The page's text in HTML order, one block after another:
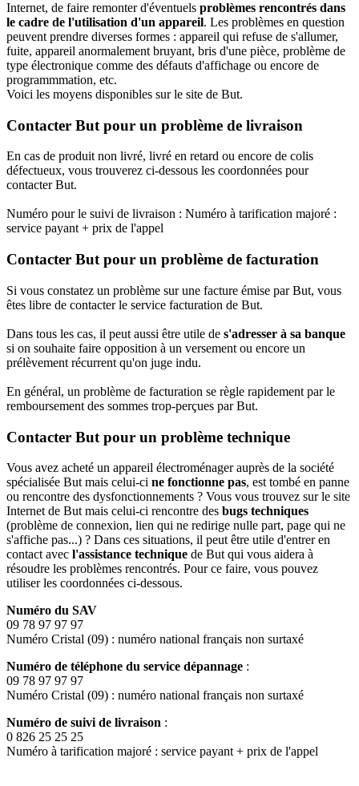
Internet, de faire remonter d'éventuels problèmes rencontrés dans
le cadre de l'utilisation d'un appareil. Les problèmes en question
peuvent prendre diverses formes : appareil qui refuse de s'allumer,
fuite, appareil anormalement bruyant, bris d'une pièce, problème de
type électronique comme des défauts d'affichage ou encore de
programmmation, etc.
Voici les moyens disponibles sur le site de But.
Contacter But pour un problème de livraison
En cas de produit non livré, livré en retard ou encore de colis
défectueux, vous trouverez ci-dessous les coordonnées pour
contacter But.
Numéro pour le suivi de livraison : Numéro à tarification majoré :
service payant + prix de l'appel
Contacter But pour un problème de facturation
Si vous constatez un problème sur une facture émise par But, vous
êtes libre de contacter le service facturation de But.
Dans tous les cas, il peut aussi être utile de s'adresser à sa banque
si on souhaite faire opposition à un versement ou encore un
prélèvement récurrent qu'on juge indu.
En général, un problème de facturation se règle rapidement par le
remboursement des sommes trop-perçues par But.
Contacter But pour un problème technique
Vous avez acheté un appareil électroménager auprès de la société
spécialisée But mais celui-ci ne fonctionne pas, est tombé en panne
ou rencontre des dysfonctionnements ? Vous vous trouvez sur le site
Internet de But mais celui-ci rencontre des bugs techniques
(problème de connexion, lien qui ne redirige nulle part, page qui ne
s'affiche pas...) ? Dans ces situations, il peut être utile d'entrer en
contact avec l'assistance technique de But qui vous aidera à
résoudre les problèmes rencontrés. Pour ce faire, vous pouvez
utiliser les coordonnées ci-dessous.
Numéro du SAV
09 78 97 97 97
Numéro Cristal (09) : numéro national français non surtaxé
Numéro de téléphone du service dépannage :
09 78 97 97 97
Numéro Cristal (09) : numéro national français non surtaxé
Numéro de suivi de livraison :
0 826 25 25 25
Numéro à tarification majoré : service payant + prix de l'appel